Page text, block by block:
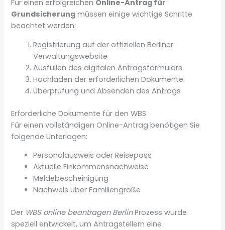
Für einen erfolgreichen Online-Antrag für
Grundsicherung müssen einige wichtige Schritte
beachtet werden:
Registrierung auf der offiziellen Berliner
Verwaltungswebsite
Ausfüllen des digitalen Antragsformulars
Hochladen der erforderlichen Dokumente
Überprüfung und Absenden des Antrags
Erforderliche Dokumente für den WBS
Für einen vollständigen Online-Antrag benötigen Sie
folgende Unterlagen:
Personalausweis oder Reisepass
Aktuelle Einkommensnachweise
Meldebescheinigung
Nachweis über Familiengröße
Der WBS online beantragen BerlinProzess wurde
speziell entwickelt, um Antragstellern eine